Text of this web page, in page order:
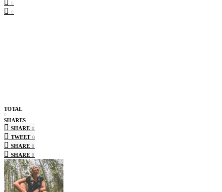
0
0
TOTAL
0
SHARES
SHARE 0
TWEET 0
SHARE 0
SHARE 0